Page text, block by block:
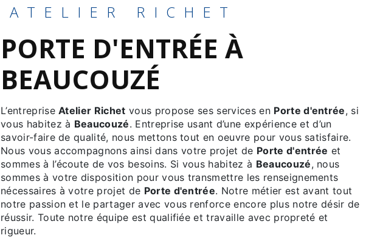
ATELIER RICHET
PORTE D'ENTRÉE À
BEAUCOUZÉ
L’entrepriseAtelier Richet vous propose ses services en Porte d'entrée, si
vous habitez à Beaucouzé. Entreprise usant d’une expérience et d’un
savoir-faire de qualité, nous mettons tout en oeuvre pour vous satisfaire.
Nous vous accompagnons ainsi dans votre projet de Porte d'entrée et
sommes à l’écoute de vos besoins. Si vous habitez à Beaucouzé, nous
sommes à votre disposition pour vous transmettre les renseignements
nécessaires à votre projet de Porte d'entrée. Notre métier est avant tout
notre passion et le partager avec vous renforce encore plus notre désir de
réussir. Toute notre équipe est qualifiée et travaille avec propreté et
rigueur.